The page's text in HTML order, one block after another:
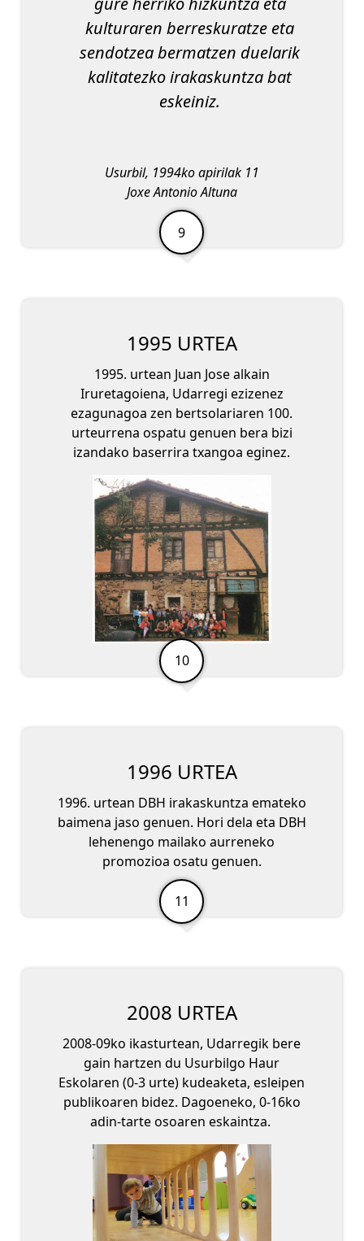
kulturaren berreskuratze eta
sendotzea bermatzen duelarik
kalitatezko irakaskuntza bat
eskeiniz.
Usurbil, 1994ko apirilak 11
Joxe Antonio Altuna
1995 URTEA
1995. urtean Juan Jose alkain
Iruretagoiena, Udarregi ezizenez
ezagunagoa zen bertsolariaren 100.
urteurrena ospatu genuen bera bizi
izandako baserrira txangoa eginez.
1996 URTEA
1996. urtean DBH irakaskuntza emateko
baimena jaso genuen. Hori dela eta DBH
lehenengo mailako aurreneko
promozioa osatu genuen.
2008 URTEA
2008-09ko ikasturtean, Udarregik bere
gain hartzen du Usurbilgo Haur
Eskolaren (0-3 urte) kudeaketa, esleipen
publikoaren bidez. Dagoeneko, 0-16ko
adin-tarte osoaren eskaintza.